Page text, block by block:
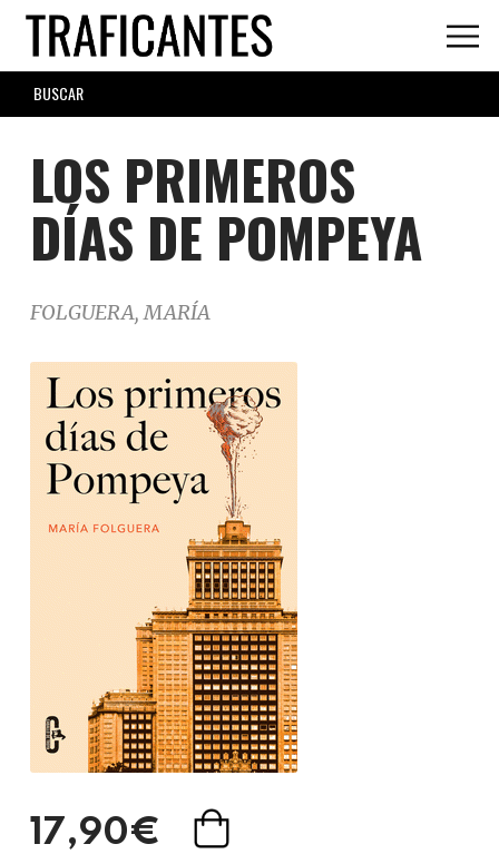
Skip
main
content
SEARCH
FORM
LOS PRIMEROS
DÍAS DE POMPEYA
FOLGUERA, MARÍA
17,90€